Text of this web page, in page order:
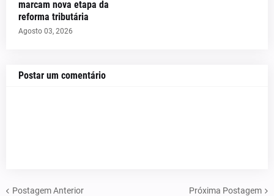
marcam nova etapa da
reforma tributária
Agosto 03, 2026
Postar um comentário
Postagem Anterior Próxima Postagem